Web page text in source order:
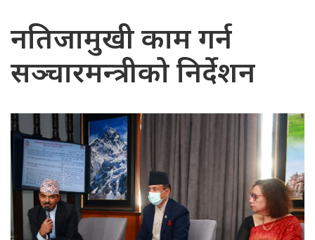
नतिजामुखी काम गर्न
सञ्चारमन्त्रीको निर्देशन